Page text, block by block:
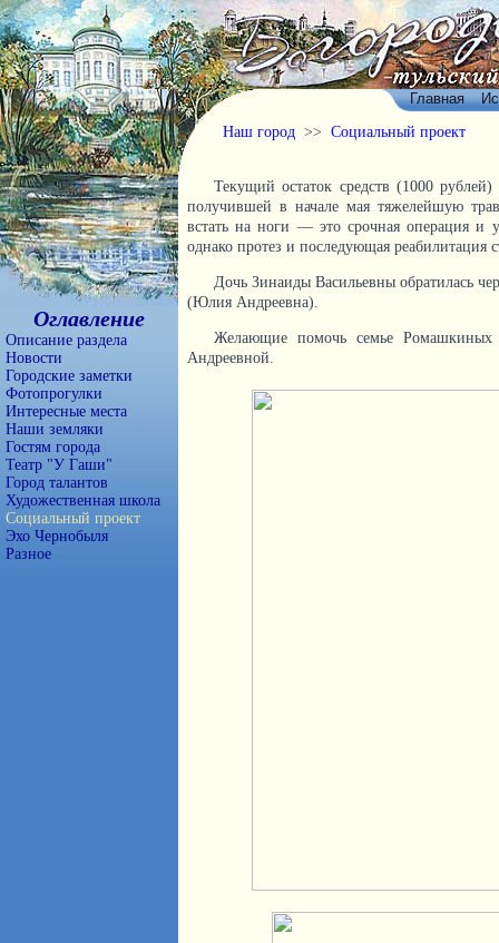
Оглавление
Описание раздела
Новости
Городские заметки
Фотопрогулки
Интересные места
Наши земляки
Гостям города
Театр "У Гаши"
Город талантов
Художественная школа
Социальный проект
Эхо Чернобыля
Разное
Главная
Наш город >> Социальный проект
Текущий остаток средств (1000
получившей в начале мая тяжелейшую
встать на ноги — это срочная операция и
однако протез и последующая реабилитация
Дочь Зинаиды Васильевны обратилась
(Юлия Андреевна).
Желающие помочь семье Ромашкиных
Андреевной.